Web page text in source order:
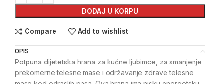
DODAJ U KORPU
Compare Add to wishlist
OPIS
Potpuna dijetetska hrana za kućne ljubimce, za smanjenje
prekomerne telesne mase i održavanje zdrave telesne